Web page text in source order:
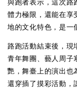
與跑者表示，這次路
體力極限，還能在享
地的文化特色，是一
路跑活動結束後，現
青年舞團、藝人周子
艷，舞臺上的演出也
還穿插了摸彩活動，